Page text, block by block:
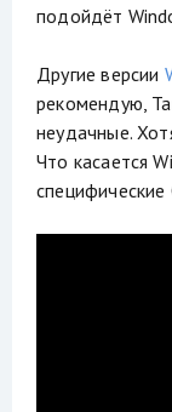
подойдёт
Другие версии
рекомендую,
неудачные.
Что касается